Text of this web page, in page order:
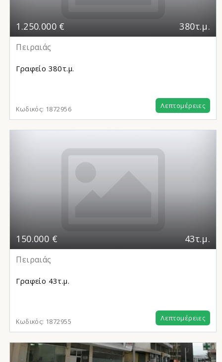
1.250.000 € 380τ.μ.
Πειραιάς
Γραφείο 380τ.μ.
Κωδικός: 1872956 Λεπτομέρειες
150.000 € 43τ.μ.
Πειραιάς
Γραφείο 43τ.μ.
Κωδικός: 1872955 Λεπτομέρειες